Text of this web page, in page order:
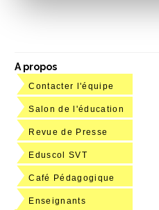
A propos
Contacter l'équipe
Salon de l'éducation
Revue de Presse
Eduscol SVT
Café Pédagogique
Enseignants